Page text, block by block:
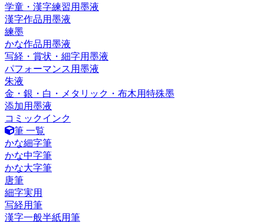
学童・漢字練習用墨液
漢字作品用墨液
練墨
かな作品用墨液
写経・賞状・細字用墨液
パフォーマンス用墨液
朱液
金・銀・白・メタリック・布木用特殊墨
添加用墨液
コミックインク
筆 一覧
かな細字筆
かな中字筆
かな大字筆
唐筆
細字実用
写経用筆
漢字一般半紙用筆